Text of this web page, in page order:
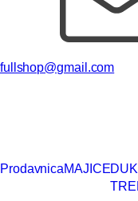
fullshop@gmail.com
ProdavnicaMAJICE